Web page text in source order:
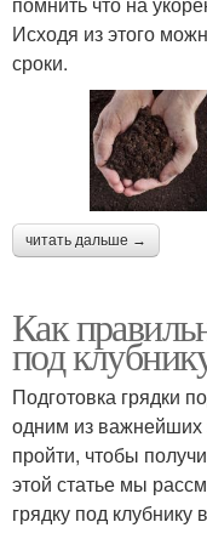
Исходя из этого
сроки.
читать дальше →
Как
под
Подготовка грядки
одним из важнейших
пройти, чтобы
этой статье мы
грядку под клубнику